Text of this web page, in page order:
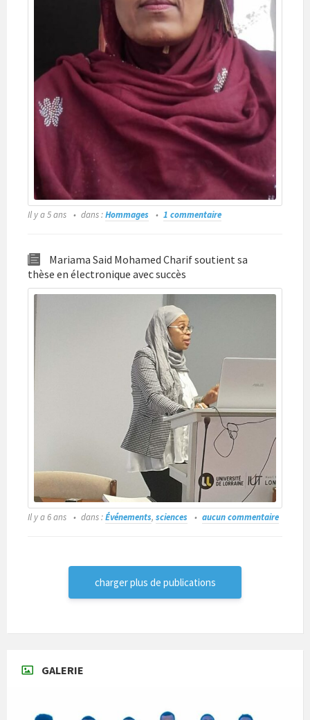
Il y a 5 ans dans :Hommages 1 commentaire
Mariama Said Mohamed Charif soutient sa
thèse en électronique avec succès
Il y a 6 ans dans :Événements, sciences aucun commentaire
charger plus de publications
GALERIE